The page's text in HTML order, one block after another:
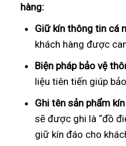
hàng:
Giữ kín thông tin cá
khách hàng được
Biện pháp bảo vệ
liệu tiên tiến giúp
Ghi tên sản phẩm
sẽ được ghi là “đồ
giữ kín đáo cho